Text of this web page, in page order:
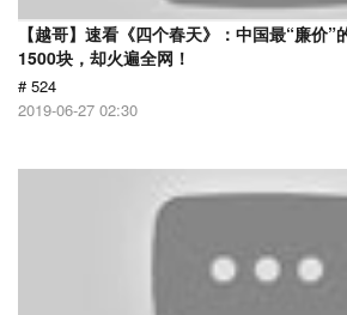
【越哥】速看《四个春天》：中国最“廉价
1500块，却火遍全网！
# 524
2019-06-27 02:30